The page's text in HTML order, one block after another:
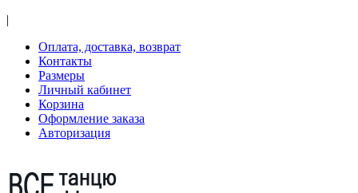
|
Оплата, доставка, возврат
Контакты
Размеры
Личный кабинет
Корзина
Оформление заказа
Авторизация